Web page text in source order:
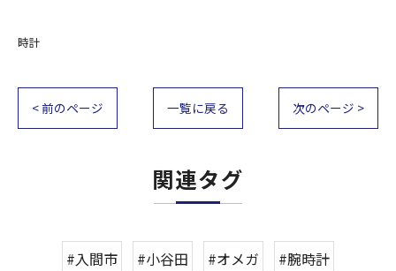
時計
< 前のページ 一覧に戻る 次のページ >
関連タグ
#入間市 #小谷田 #オメガ
#腕時計